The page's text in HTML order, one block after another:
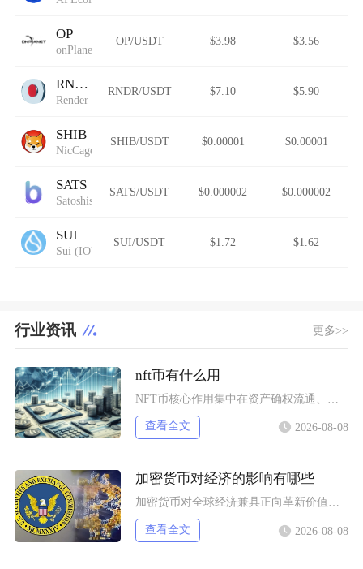
OP
onPlanet
OP/USDT $3.98 $3.56
RNDR
Render
RNDR/USDT $7.10 $5.90
SHIB
NicCageWaluigiElmo42069Inu
SHIB/USDT $0.00001 $0.00001
SATS
Satoshis Vision
SATS/USDT $0.000002 $0.000002
SUI
Sui (IOU)
SUI/USDT $1.72 $1.62
行业资讯 更多>>
nft币有什么用
查看全文 2026-08-08
加密货币对经济的影响有哪些
加密货币对全球经济兼具正向革新价值与系统性风险，会从跨境支付体系、居民资产配置、各国货币政
查看全文 2026-08-08